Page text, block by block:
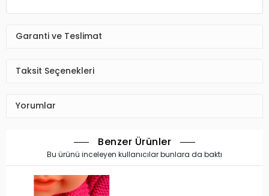
Garanti ve Teslimat
Taksit Seçenekleri
Yorumlar
Benzer Ürünler
Bu ürünü inceleyen kullanıcılar bunlara da baktı